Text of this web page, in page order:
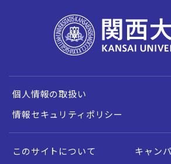
個人情報の取扱い
情報セキュリティポリシー
このサイトについて
キャン